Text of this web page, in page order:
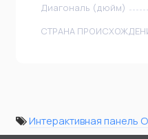
Диагональ (дюйм)
СТРАНА
Интерактивная панель